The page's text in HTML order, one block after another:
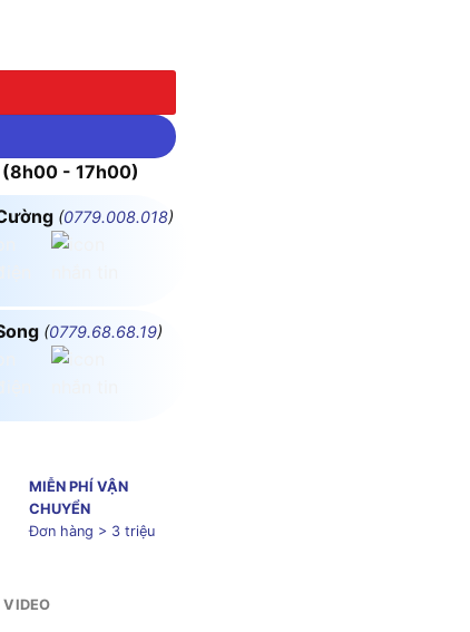
Vàng/Trắng/Trung Tính MPE TSL-30 số lượng
(8h00 - 17h00)
(0779.008.018)
(0779.68.68.19)
MIỄN PHÍ VẬN
CHUYỂN
Đơn hàng > 3 triệu
VIDEO